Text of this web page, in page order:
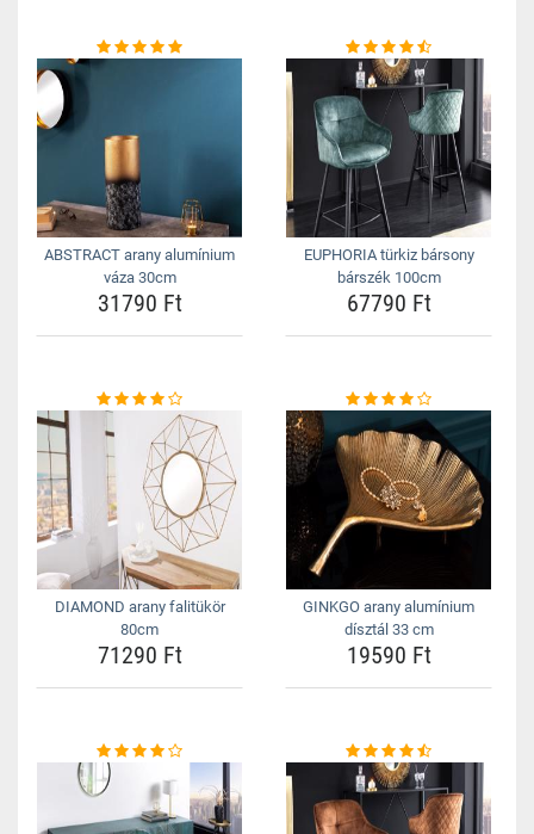
ABSTRACT arany alumínium
váza 30cm
31790 Ft
EUPHORIA türkiz bársony
bárszék 100cm
67790 Ft
DIAMOND arany falitükör
80cm
71290 Ft
GINKGO arany alumínium
dísztál 33 cm
19590 Ft